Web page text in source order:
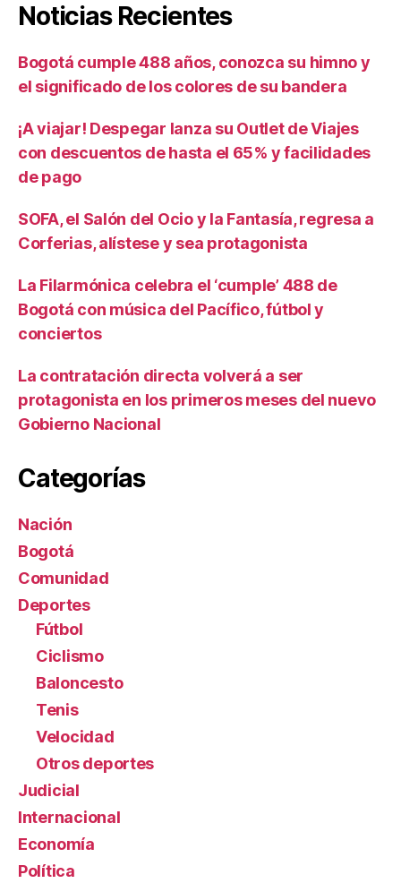
Noticias Recientes
Bogotá cumple 488 años, conozca su himno y
el significado de los colores de su bandera
¡A viajar! Despegar lanza su Outlet de Viajes
con descuentos de hasta el 65% y facilidades
de pago
SOFA, el Salón del Ocio y la Fantasía, regresa a
Corferias, alístese y sea protagonista
La Filarmónica celebra el ‘cumple’ 488 de
Bogotá con música del Pacífico, fútbol y
conciertos
La contratación directa volverá a ser
protagonista en los primeros meses del nuevo
Gobierno Nacional
Categorías
Nación
Bogotá
Comunidad
Deportes
Fútbol
Ciclismo
Baloncesto
Tenis
Velocidad
Otros deportes
Judicial
Internacional
Economía
Política